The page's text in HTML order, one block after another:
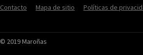
Contacto Mapa de sitio Políticas de
© 2019 Maroñas